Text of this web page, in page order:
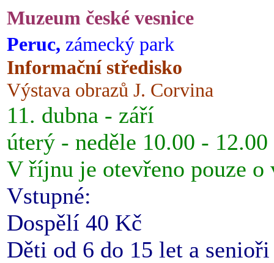
Muzeum české vesnice
Peruc, zámecký park
Informační středisko
Výstava obrazů J. Corvina
11. dubna - září
úterý - neděle 10.00 -
V říjnu je otevřeno pouze o
Vstupné:
Dospělí 40 Kč
Děti od 6 do 15 let a